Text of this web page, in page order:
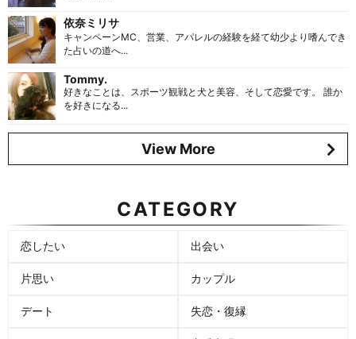
依奈ミリサ
キャンペーンMC、営業、アパレルの経験を経て幼少より嗜んでき
た占いの道へ...
Tommy.
好きなことは、スポーツ観戦と犬と美容、そして恋愛です。 誰か
を好きになる...
View More
CATEGORY
恋したい 出会い
片思い カップル
デート 失恋・復縁